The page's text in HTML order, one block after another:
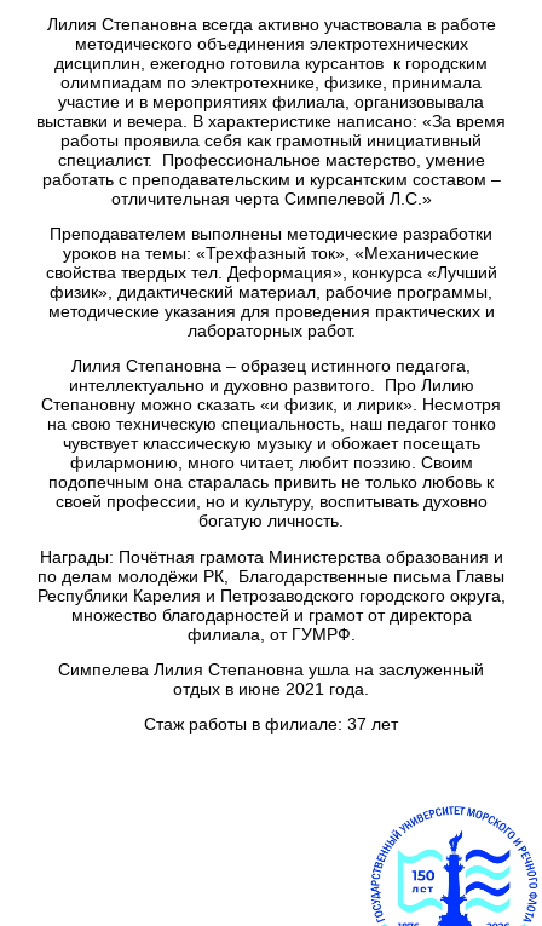
Лилия Степановна всегда активно участвовала в работе
методического объединения электротехнических
дисциплин, ежегодно готовила курсантов к городским
олимпиадам по электротехнике, физике, принимала
участие и в мероприятиях филиала, организовывала
выставки и вечера. В характеристике написано: «За время
работы проявила себя как грамотный инициативный
специалист. Профессиональное мастерство, умение
работать с преподавательским и курсантским составом –
отличительная черта Симпелевой Л.С.»
Преподавателем выполнены методические разработки
уроков на темы: «Трехфазный ток», «Механические
свойства твердых тел. Деформация», конкурса «Лучший
физик», дидактический материал, рабочие программы,
методические указания для проведения практических и
лабораторных работ.
Лилия Степановна – образец истинного педагога,
интеллектуально и духовно развитого. Про Лилию
Степановну можно сказать «и физик, и лирик». Несмотря
на свою техническую специальность, наш педагог тонко
чувствует классическую музыку и обожает посещать
филармонию, много читает, любит поэзию. Своим
подопечным она старалась привить не только любовь к
своей профессии, но и культуру, воспитывать духовно
богатую личность.
Награды: Почётная грамота Министерства образования и
по делам молодёжи РК, Благодарственные письма Главы
Республики Карелия и Петрозаводского городского округа,
множество благодарностей и грамот от директора
филиала, от ГУМРФ.
Симпелева Лилия Степановна ушла на заслуженный
отдых в июне 2021 года.
Стаж работы в филиале: 37 лет